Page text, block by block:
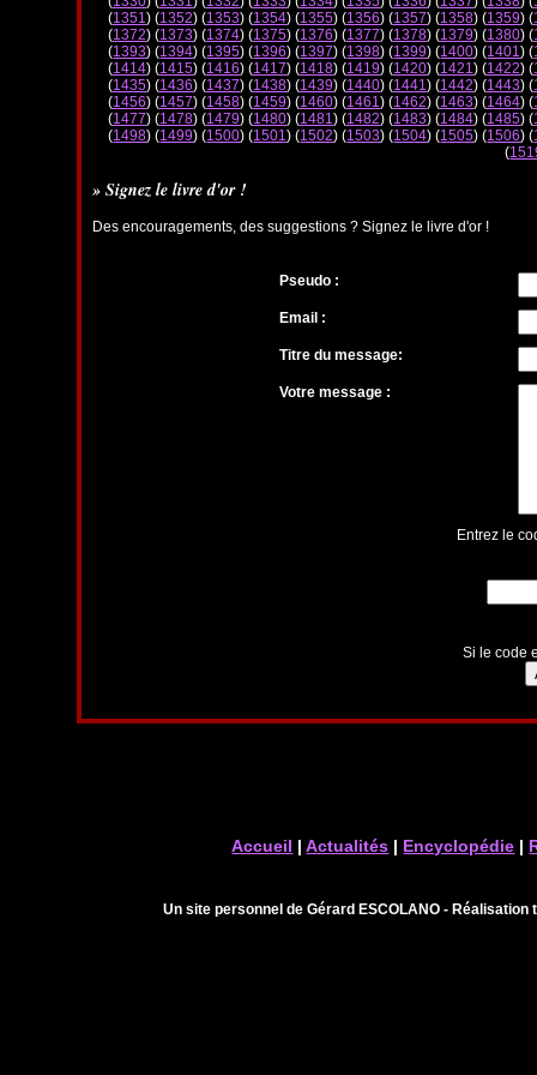
(1351) (1352) (1353) (1354) (1355) (1356) (1357) (1358) (1359) (
(1372) (1373) (1374) (1375) (1376) (1377) (1378) (1379) (1380) (
(1393) (1394) (1395) (1396) (1397) (1398) (1399) (1400) (1401) (
(1414) (1415) (1416) (1417) (1418) (1419) (1420) (1421) (1422) (
(1435) (1436) (1437) (1438) (1439) (1440) (1441) (1442) (1443) (
(1456) (1457) (1458) (1459) (1460) (1461) (1462) (1463) (1464) (
(1477) (1478) (1479) (1480) (1481) (1482) (1483) (1484) (1485) (
(1498) (1499) (1500) (1501) (1502) (1503) (1504) (1505) (1506) (
(
» Signez le livre d'or !
Des encouragements, des suggestions ? Signez le livre d'or !
Pseudo :
Email :
Titre du message:
Votre message :
Entrez le
Si le code
Accueil |Actualités | Encyclopédie |
Un site personnel de Gérard ESCOLANO -